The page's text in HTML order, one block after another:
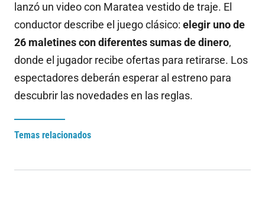
lanzó un video con Maratea vestido de traje. El
conductor describe el juego clásico: elegir uno de
26 maletines con diferentes sumas de dinero,
donde el jugador recibe ofertas para retirarse. Los
espectadores deberán esperar al estreno para
descubrir las novedades en las reglas.
Temas relacionados